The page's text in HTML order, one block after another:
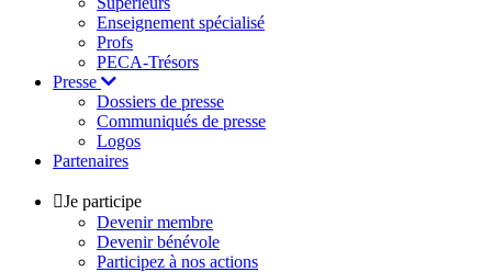
Enseignement spécialisé
Profs
PECA-Trésors
Presse
Dossiers de presse
Communiqués de presse
Logos
Partenaires
Je participe
Devenir membre
Devenir bénévole
Participez à nos actions